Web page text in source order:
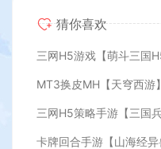
猜你喜欢